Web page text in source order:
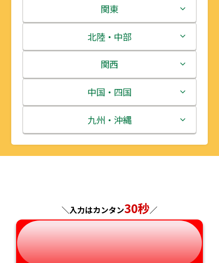
北海道
青森県
岩手県
宮城県
秋田県
山形県
関東
茨城県
栃木県
群馬県
埼玉県
千葉県
北陸・中部
新潟県
富山県
石川県
福井県
静岡県
関西
三重県
滋賀県
京都府
和歌山県
中国・四国
鳥取県
島根県
徳島県
九州・沖縄
福岡県
大分県
＼入力はカンタン30秒／